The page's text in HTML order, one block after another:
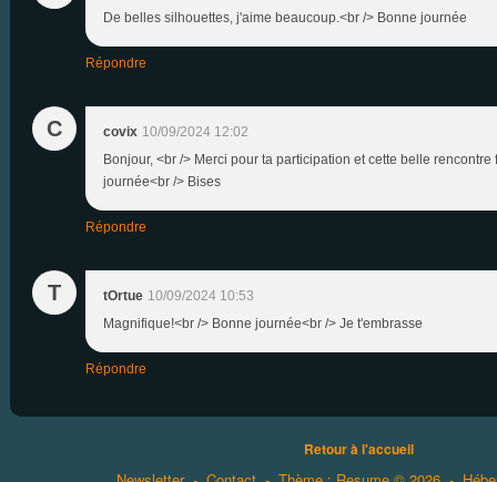
De belles silhouettes, j'aime beaucoup.<br /> Bonne journée
Répondre
C covix 10/09/2024 12:02
Bonjour, <br /> Merci pour ta participation et cette belle
journée<br /> Bises
Répondre
T tOrtue 10/09/2024 10:53
Magnifique!<br /> Bonne journée<br /> Je t'embrasse
Répondre
Retour à l'accueil